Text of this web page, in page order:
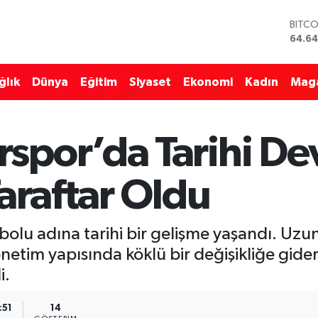
Dünya Eğitim Siyaset Ekonomi Kadın
Tarihi
Oldu
adına tarihi bir gelişme yaşandı.
yapısında köklü bir değişikliğe
14